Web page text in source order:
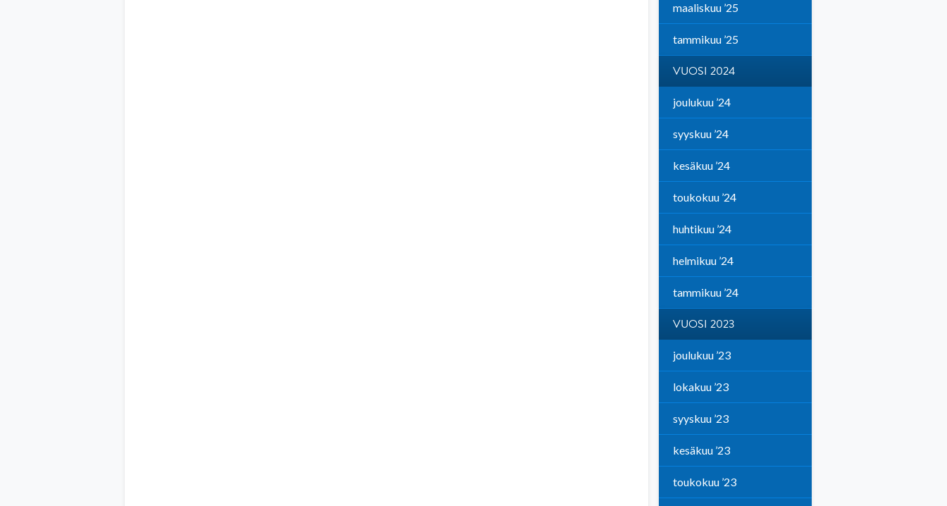
maaliskuu ’25
tammikuu ’25
VUOSI 2024
joulukuu ’24
syyskuu ’24
kesäkuu ’24
toukokuu ’24
huhtikuu ’24
helmikuu ’24
tammikuu ’24
VUOSI 2023
joulukuu ’23
lokakuu ’23
syyskuu ’23
kesäkuu ’23
toukokuu ’23